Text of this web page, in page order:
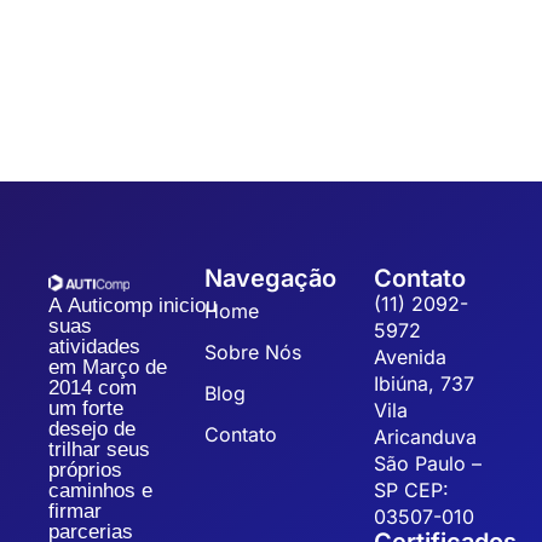
A Auticomp iniciou
suas
atividades
em Março de
2014 com
um forte
desejo de
trilhar seus
próprios
caminhos e
firmar
parcerias
Navegação
Home
Sobre Nós
Blog
Contato
Contato
(11) 2092-
5972
Avenida
Ibiúna, 737
Vila
Aricanduva
São Paulo –
SP CEP:
03507-010